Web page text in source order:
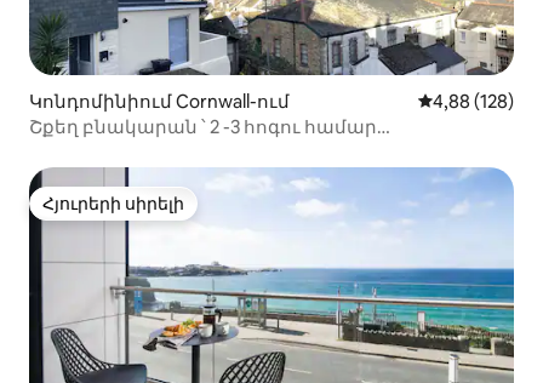
Կոնդոմինիում Cornwall-ում Միջին
4,88 (128)
Շքեղ բնակարան ՝ 2 -3 հոգու համար
Հյուրերի սիրելի
Հյուրերի սիրելի